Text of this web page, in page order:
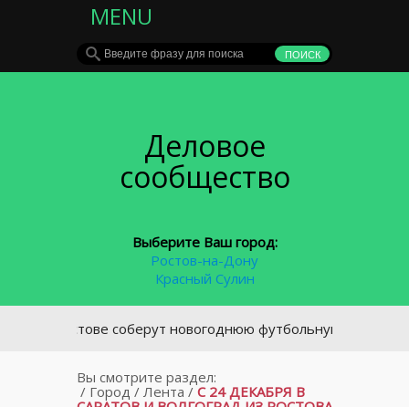
MENU
Деловое
сообщество
Выберите Ваш город:
Ростов-на-Дону
Красный Сулин
В Ростове соберут новогоднюю футбольную гирлянду
Вы смотрите раздел:
/ Город/ Лента / С 24 ДЕКАБРЯ В